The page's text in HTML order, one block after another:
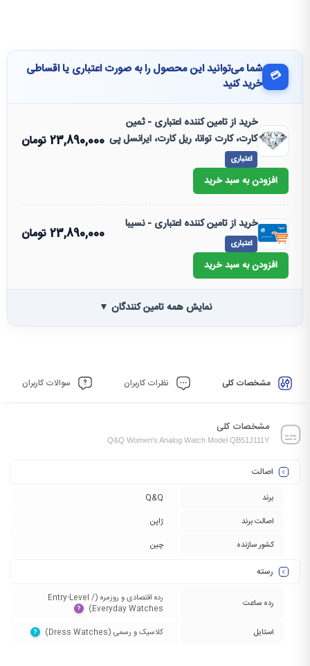
💳 شما می‌توانید این محصول را به صورت اعتباری یا اقساطی
خرید کنید
خرید از تامین کننده اعتباری - ثمین
کارت، کارت توانا، ریل کارت، ایرانسل پی
اعتباری
23,890,000تومان
افزودن به سبد خرید
خرید از تامین کننده اعتباری - نسیبا
اعتباری
23,890,000تومان
افزودن به سبد خرید
نمایش همه تامین کنندگان ▼
مشخصات کلی نظرات کاربران سوالات کاربران
مشخصات کلی
Q&Q Women's Analog Watch Model QB51J111Y
اصالت
برند
Q&Q
اصالت برند
ژاپن
کشور سازنده
چین
رسته
رده ساعت
رده اقتصادی و روزمره (Entry-Level /
Everyday Watches)‏
?
استایل کلاسیک و رسمی (Dress Watches)‏ ?